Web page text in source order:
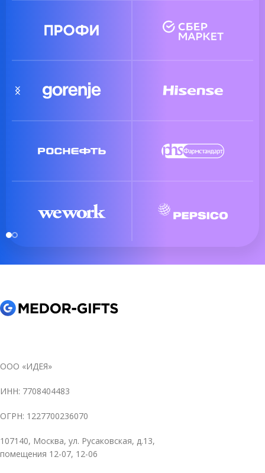
ООО «ИДЕЯ»
ИНН: 7708404483
ОГРН: 1227700236070
107140, Москва, ул. Русаковская, д.13,
помещения 12-07, 12-06